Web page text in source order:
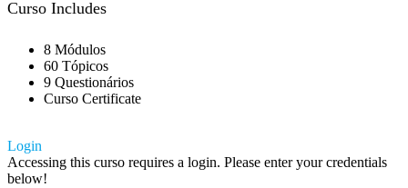
Curso Includes
8 Módulos
60 Tópicos
9 Questionários
Curso Certificate
Login
Accessing this curso requires a login. Please enter your credentials
below!